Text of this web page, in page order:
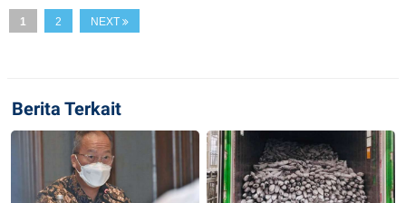
O
N
T
A
R
E
S
E
1 2 NEXT
Berita Terkait